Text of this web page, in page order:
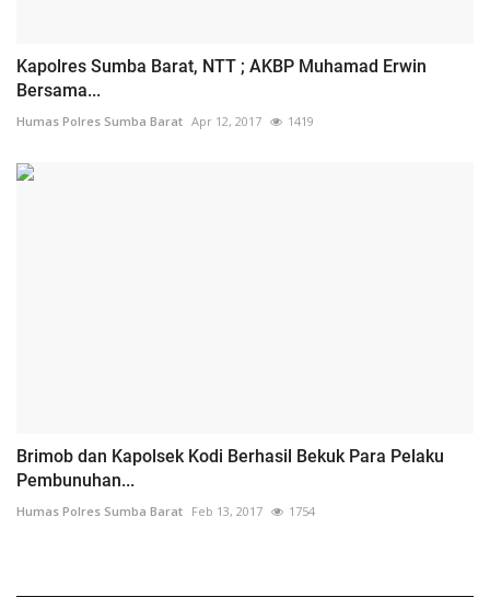
Kapolres Sumba Barat, NTT ; AKBP Muhamad Erwin
Bersama...
Humas Polres Sumba Barat Apr 12, 2017 1419
Brimob dan Kapolsek Kodi Berhasil Bekuk Para Pelaku
Pembunuhan...
Humas Polres Sumba Barat Feb 13, 2017 1754